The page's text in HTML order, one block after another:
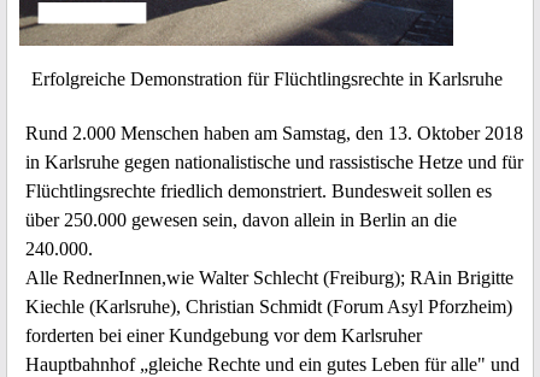
Erfolgreiche Demonstration für Flüchtlingsrechte in Karlsruhe
Rund 2.000 Menschen haben am Samstag, den 13. Oktober 2018
in Karlsruhe gegen nationalistische und rassistische Hetze und für
Flüchtlingsrechte friedlich demonstriert. Bundesweit sollen es
über 250.000 gewesen sein, davon allein in Berlin an die
240.000.
Alle RednerInnen,wie Walter Schlecht (Freiburg); RAin Brigitte
Kiechle (Karlsruhe), Christian Schmidt (Forum Asyl Pforzheim)
forderten bei einer Kundgebung vor dem Karlsruher
Hauptbahnhof „gleiche Rechte und ein gutes Leben für alle" und